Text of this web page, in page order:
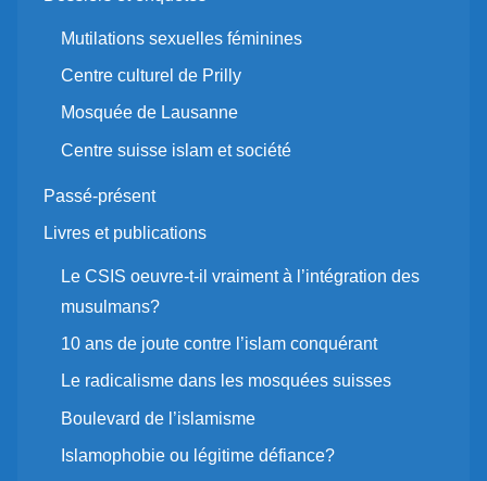
Mutilations sexuelles féminines
Centre culturel de Prilly
Mosquée de Lausanne
Centre suisse islam et société
Passé-présent
Livres et publications
Le CSIS oeuvre-t-il vraiment à l’intégration des
musulmans?
10 ans de joute contre l’islam conquérant
Le radicalisme dans les mosquées suisses
Boulevard de l’islamisme
Islamophobie ou légitime défiance?